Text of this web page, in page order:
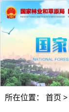
所在位置： 首页 >